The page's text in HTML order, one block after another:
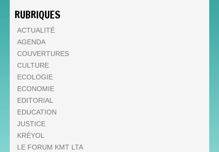
RUBRIQUES
ACTUALITÉ
AGENDA
COUVERTURES
CULTURE
ECOLOGIE
ECONOMIE
EDITORIAL
EDUCATION
JUSTICE
KRÉYOL
LE FORUM KMT LTA